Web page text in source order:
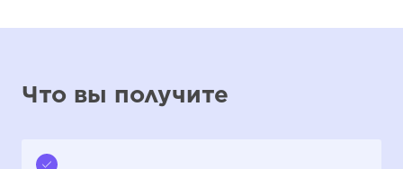
Что вы получите